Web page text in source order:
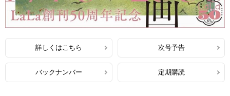
詳しくはこちら 次号予告
バックナンバー 定期購読